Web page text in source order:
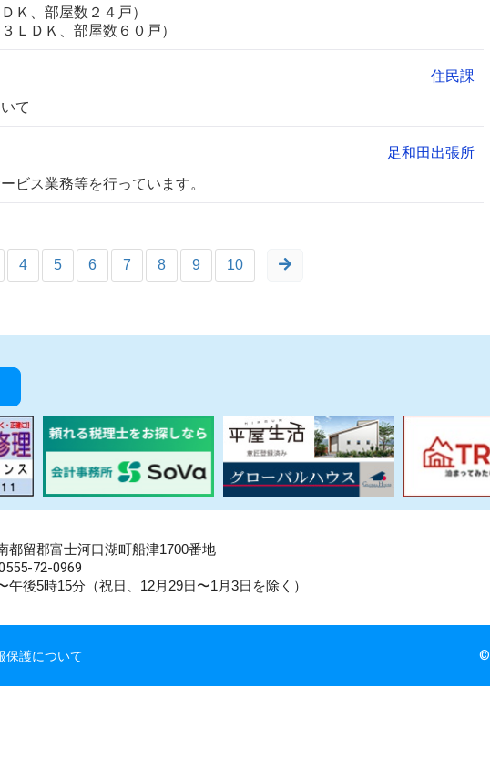
Ｋ、部屋数２４戸）
Ｋ、部屋数６０戸）
住民課
て
足和田出張所
ビス業務等を行っています。
4 5 6 7 8 9 10
都留郡富士河口湖町船津1700番地
72-0969
後5時15分（祝日、12月29日〜1月3日を除く）
保護について ©